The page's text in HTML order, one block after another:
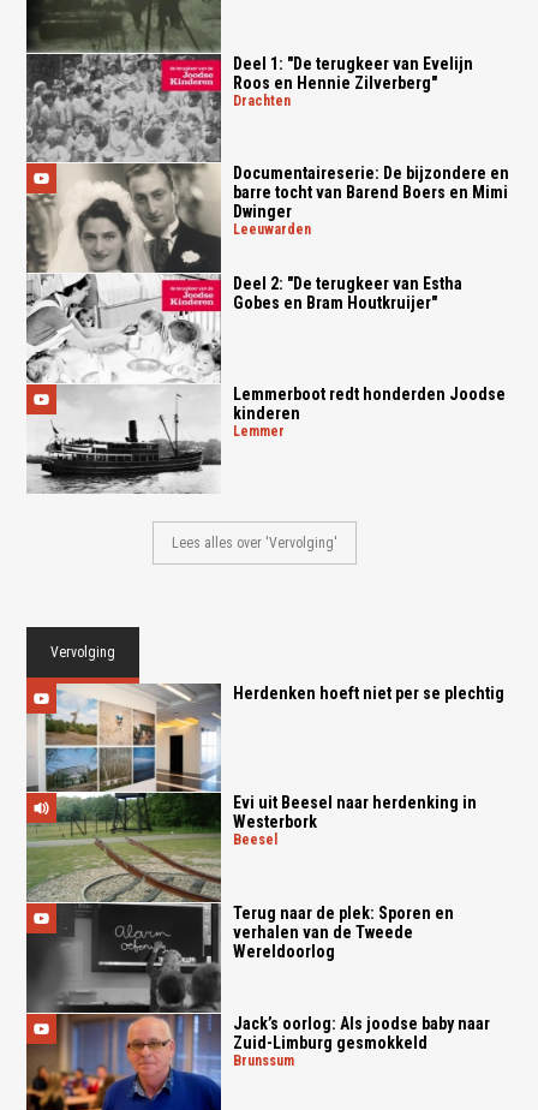
Deel 1: "De terugkeer van Evelijn
Roos en Hennie Zilverberg"
drachten
Documentaireserie: De bijzondere en
barre tocht van Barend Boers en Mimi
Dwinger
leeuwarden
Deel 2: "De terugkeer van Estha
Gobes en Bram Houtkruijer"
Lemmerboot redt honderden Joodse
kinderen
lemmer
Lees alles over 'Vervolging'
Vervolging
Herdenken hoeft niet per se plechtig
Evi uit Beesel naar herdenking in
Westerbork
beesel
Terug naar de plek: Sporen en
verhalen van de Tweede
Wereldoorlog
Jack’s oorlog: Als joodse baby naar
Zuid-Limburg gesmokkeld
brunssum